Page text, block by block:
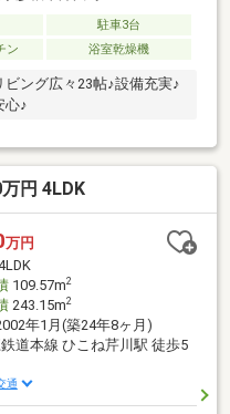
駐車3台
ン 浴室乾燥機
ング広々23帖♪設備充実♪
心♪
円 4LDK
万円
109.57m2
243.15m2
年1月(築24年8ヶ月)
道本線 ひこね芹川駅 徒歩5
通